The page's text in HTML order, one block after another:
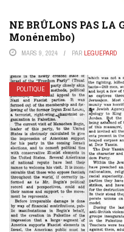
NE BRÛLONS PAS LA
Monénembo)
MARS 9, 2024 PAR LEGUEPARD
POLITIQUE